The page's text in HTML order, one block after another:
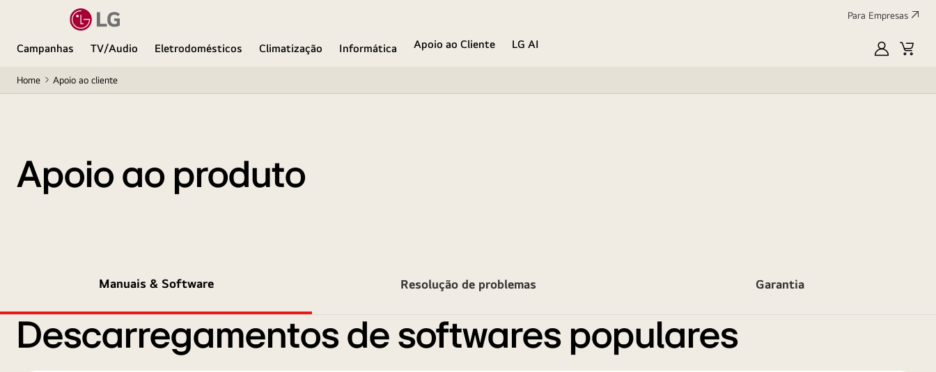
Para Empresas
Campanhas TV/Audio Eletrodomésticos Climatização Informática Apoio ao Cliente
LG AI
MyLGCart
Home Apoio ao cliente
Apoio ao produto
Manuais & Software Resolução de problemas Garantia
Descarregamentos de softwares populares